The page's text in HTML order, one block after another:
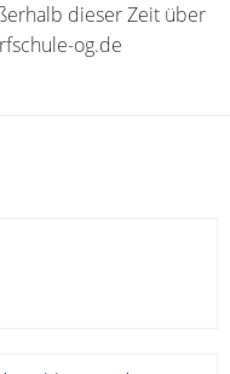
dieser Zeit über
og.de